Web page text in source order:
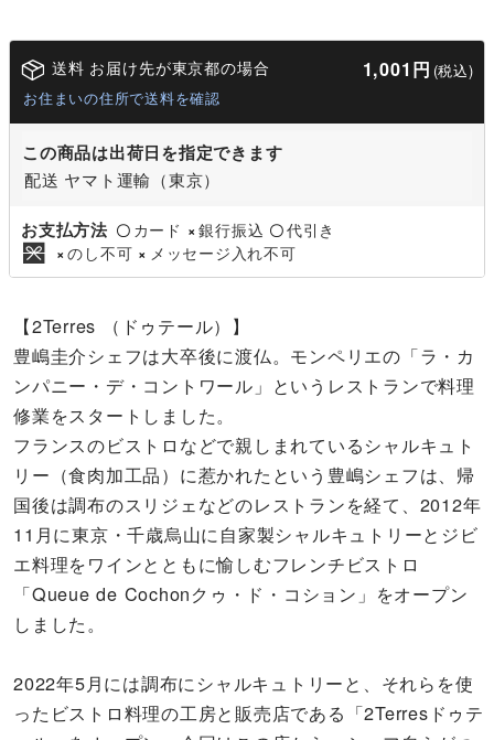
送料 お届け先が東京都の場合 1,001円 (税込)
お住まいの住所で送料を確認
この商品は出荷日を指定できます
配送 ヤマト運輸（東京）
お支払方法 〇 カード × 銀行振込 〇代引き
× のし不可 × メッセージ入れ不可
【2Terres （ドゥテール）】
豊嶋圭介シェフは大卒後に渡仏。モンペリエの「ラ・カ
ンパニー・デ・コントワール」というレストランで料理
修業をスタートしました。
フランスのビストロなどで親しまれているシャルキュト
リー（食肉加工品）に惹かれたという豊嶋シェフは、帰
国後は調布のスリジェなどのレストランを経て、2012年
11月に東京・千歳烏山に自家製シャルキュトリーとジビ
エ料理をワインとともに愉しむフレンチビストロ
「Queue de Cochonクゥ・ド・コション」をオープン
しました。
2022年5月には調布にシャルキュトリーと、それらを使
ったビストロ料理の工房と販売店である「2Terresドゥテ